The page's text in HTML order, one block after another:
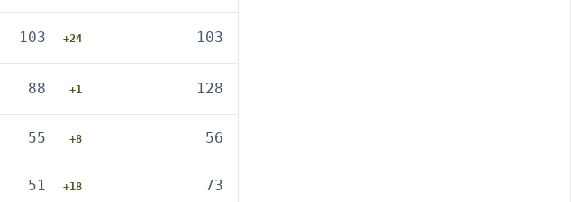
103 +24 103
88 +1 128
55 +8 56
51 +18 73